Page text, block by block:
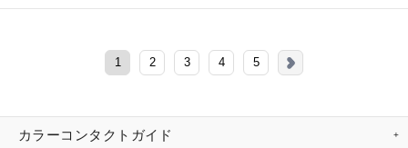
1 2 3 4 5
カラーコンタクトガイド